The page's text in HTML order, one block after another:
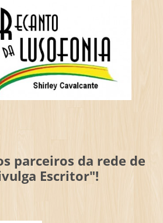
parceiros da rede de
Escritor"!